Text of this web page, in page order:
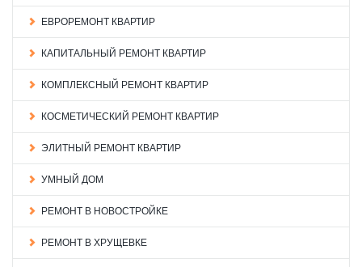
ЕВРОРЕМОНТ КВАРТИР
КАПИТАЛЬНЫЙ РЕМОНТ КВАРТИР
КОМПЛЕКСНЫЙ РЕМОНТ КВАРТИР
КОСМЕТИЧЕСКИЙ РЕМОНТ КВАРТИР
ЭЛИТНЫЙ РЕМОНТ КВАРТИР
УМНЫЙ ДОМ
РЕМОНТ В НОВОСТРОЙКЕ
РЕМОНТ В ХРУЩЕВКЕ